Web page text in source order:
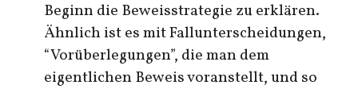
Beginn die Beweisstrategie zu erklären.
Ähnlich ist es mit Fallunterscheidungen,
“Vorüberlegungen”, die man dem
eigentlichen Beweis voranstellt, und so